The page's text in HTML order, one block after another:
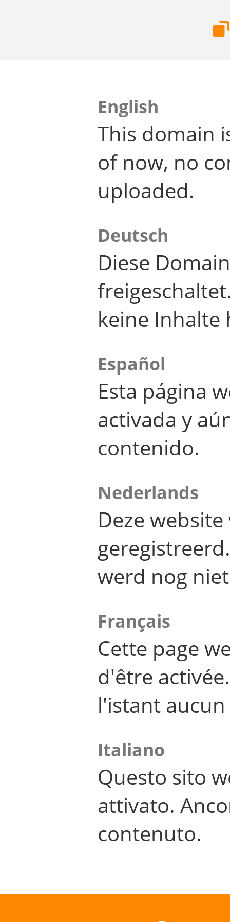
English
This domain
of now, no
uploaded.
Deutsch
Diese
keine Inhalte
Español
Esta página
activada y
contenido.
Nederlands
Deze
werd nog
Français
Cette page
d'être
l'istant
Italiano
Questo sito
attivato.
contenuto.